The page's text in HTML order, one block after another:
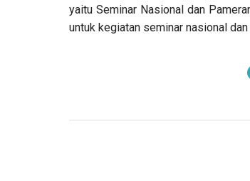
yaitu Seminar Nasional dan
untuk kegiatan seminar nasional